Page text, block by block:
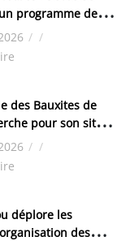
programme de
Malaisie
/ /
des Bauxites de
pour son site
techniciens
/ /
déplore les
des